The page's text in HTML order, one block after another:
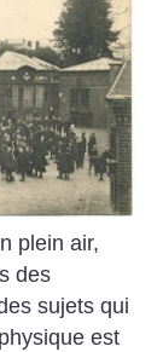
plein air,
des
sujets qui
est